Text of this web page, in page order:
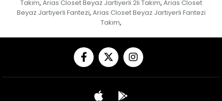
Takım, Arias Closet Beyaz Jartiyerli 2li Takım, Arias Closet
Beyaz Jartiyerli Fantezi, Arias Closet Beyaz Jartiyerli Fantezi
Takım,